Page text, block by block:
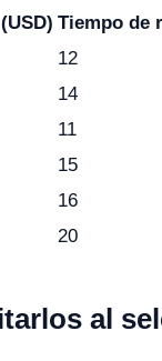
Tiempo de
12
14
11
15
16
20
al